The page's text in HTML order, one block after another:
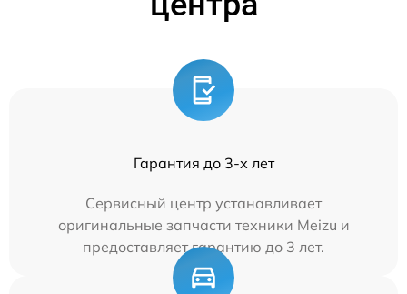
Гарантия до 3-х лет
Сервисный центр устанавливает
оригинальные запчасти техники Meizu и
предоставляет гарантию до 3 лет.